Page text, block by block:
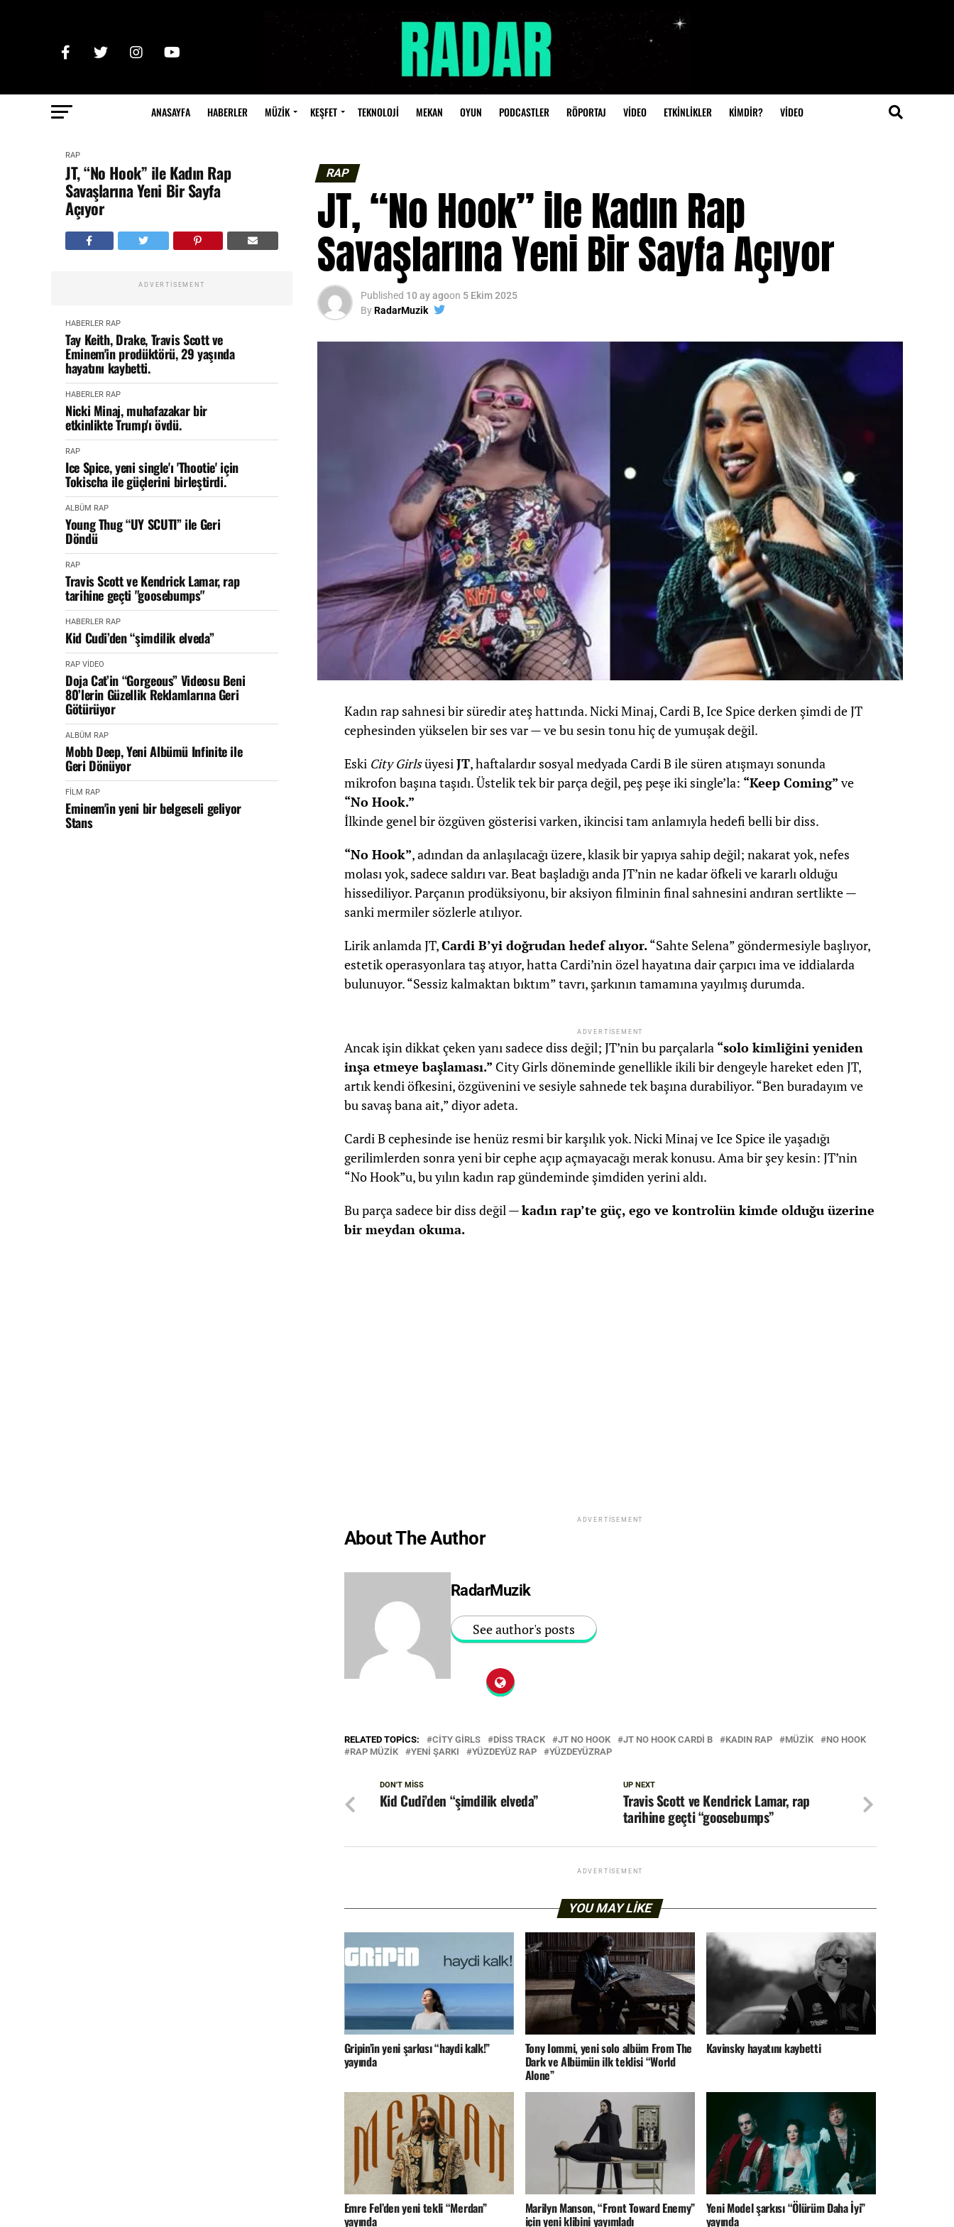
ANASAYFA HABERLER MÜZİK KEŞFET TEKNOLOJİ MEKAN OYUN PODCASTLER RÖPORTAJ VİDEO ETKİNLİKLER KİMDİR? VIDEO
RAP
JT, “No Hook” ile Kadın Rap
Savaşlarına Yeni Bir Sayfa
Açıyor
ADVERTISEMENT
HABERLER RAP
Tay Keith, Drake, Travis Scott ve
Eminem'in prodüktörü, 29 yaşında
hayatını kaybetti.
HABERLER RAP
Nicki Minaj, muhafazakar bir
etkinlikte Trump'ı övdü.
RAP
Ice Spice, yeni single'ı 'Thootie' için
Tokischa ile güçlerini birleştirdi.
ALBÜM RAP
Young Thug “UY SCUTI” ile Geri
Döndü
RAP
Travis Scott ve Kendrick Lamar, rap
tarihine geçti "goosebumps"
HABERLER RAP
Kid Cudi’den “şimdilik elveda”
RAP VİDEO
Doja Cat’in “Gorgeous” Videosu Beni
80’lerin Güzellik Reklamlarına Geri
Götürüyor
ALBÜM RAP
Mobb Deep, Yeni Albümü Infinite ile
Geri Dönüyor
FİLM RAP
Eminem'in yeni bir belgeseli geliyor
Stans
RAP
JT, “No Hook” ile Kadın Rap
Savaşlarına Yeni Bir Sayfa Açıyor
Published 10 ay agoon 5 Ekim 2025
ByRadarMuzik
Kadın rap sahnesi bir süredir ateş hattında. Nicki Minaj, Cardi B, Ice Spice derken şimdi de JT
cephesinden yükselen bir ses var — ve bu sesin tonu hiç de yumuşak değil.
Eski City GirlsüyesiJT, haftalardır sosyal medyada Cardi B ile süren atışmayı sonunda
mikrofon başına taşıdı. Üstelik tek bir parça değil, peş peşe iki single’la: “Keep Coming” ve
“No Hook.”
İlkinde genel bir özgüven gösterisi varken, ikincisi tam anlamıyla hedefi belli bir diss.
“No Hook”, adından da anlaşılacağı üzere, klasik bir yapıya sahip değil; nakarat yok, nefes
molası yok, sadece saldırı var. Beat başladığı anda JT’nin ne kadar öfkeli ve kararlı olduğu
hissediliyor. Parçanın prodüksiyonu, bir aksiyon filminin final sahnesini andıran sertlikte —
sanki mermiler sözlerle atılıyor.
Lirik anlamda JT,Cardi B’yi doğrudan hedef alıyor.“Sahte Selena” göndermesiyle başlıyor,
estetik operasyonlara taş atıyor, hatta Cardi’nin özel hayatına dair çarpıcı ima ve iddialarda
bulunuyor. “Sessiz kalmaktan bıktım” tavrı, şarkının tamamına yayılmış durumda.
ADVERTISEMENT
Ancak işin dikkat çeken yanı sadece diss değil; JT’nin bu parçalarla “solo kimliğini yeniden
inşa etmeye başlaması.” City Girls döneminde genellikle ikili bir dengeyle hareket eden JT,
artık kendi öfkesini, özgüvenini ve sesiyle sahnede tek başına durabiliyor. “Ben buradayım ve
bu savaş bana ait,” diyor adeta.
Cardi B cephesinde ise henüz resmi bir karşılık yok. Nicki Minaj ve Ice Spice ile yaşadığı
gerilimlerden sonra yeni bir cephe açıp açmayacağı merak konusu. Ama bir şey kesin: JT’nin
“No Hook”u, bu yılın kadın rap gündeminde şimdiden yerini aldı.
Bu parça sadece bir diss değil —kadın rap’te güç, ego ve kontrolün kimde olduğu üzerine
bir meydan okuma.
ADVERTISEMENT
About The Author
RadarMuzik
See author's posts
RELATED TOPICS: CITY GIRLS DISS TRACK JT NO HOOK JT NO HOOK CARDI B KADIN RAP MÜZIK
NO HOOK
RAP MÜZIK
YENI ŞARKI YÜZDEYÜZ RAP YÜZDEYÜZRAP
UP NEXT
Travis Scott ve Kendrick Lamar, rap
tarihine geçti “goosebumps”
DON'T MISS
Kid Cudi’den “şimdilik elveda”
ADVERTISEMENT
YOU MAY LIKE
Gripin’in yeni şarkısı “haydi kalk!”
yayında
Tony Iommi, yeni solo albüm From The
Dark ve Albümün ilk teklisi “World
Alone”
Kavinsky hayatını kaybetti
Emre Fel’den yeni tekli “Merdan”
yayında
Marilyn Manson, “Front Toward Enemy”
için yeni klibini yayımladı
Yeni Model şarkısı “Ölürüm Daha İyi”
yayında